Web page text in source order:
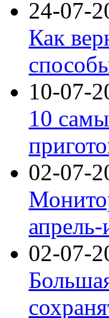
24-07-
Как
10-07-
10
02-07-
02-07-